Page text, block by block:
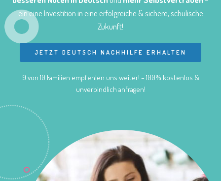
ein eine Investition in eine erfolgreiche & sichere, schulische
Zukunft!
JETZT DEUTSCH NACHHILFE ERHALTEN
9 von 10 Familien empfehlen uns weiter! – 100% kostenlos &
unverbindlich anfragen!